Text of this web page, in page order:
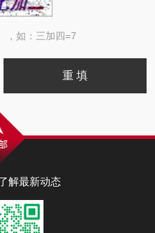
，如：三加四=7
解最新动态